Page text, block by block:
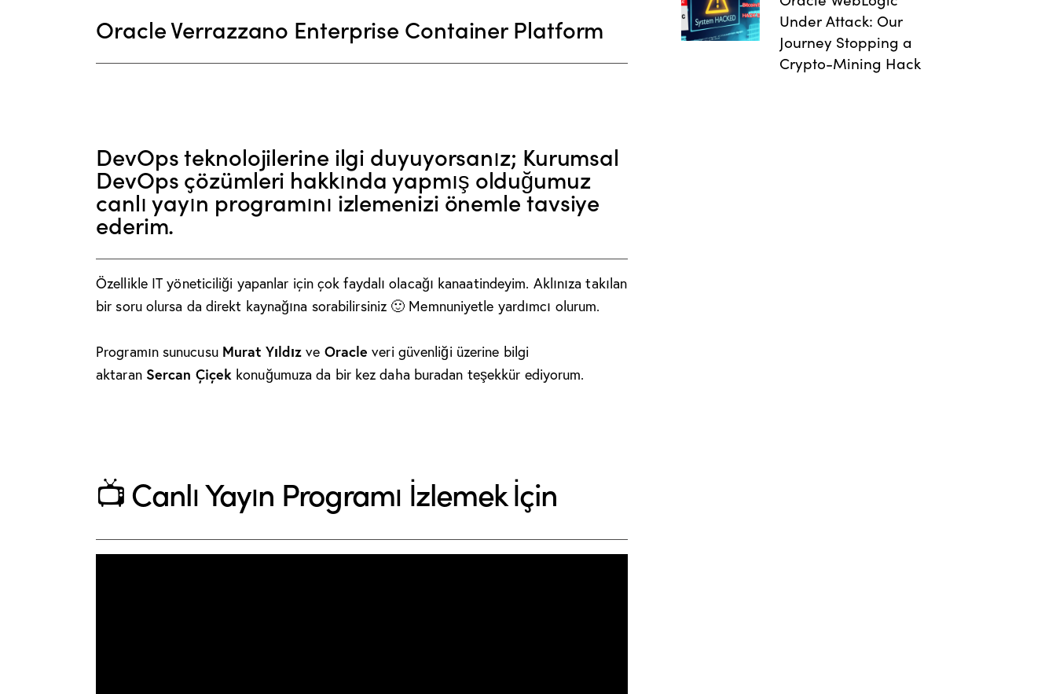
Oracle Verrazzano Enterprise Container Platform
DevOps teknolojilerine ilgi duyuyorsanız; Kurumsal
DevOps çözümleri hakkında yapmış olduğumuz
canlı yayın programını izlemenizi önemle tavsiye
ederim.
Özellikle IT yöneticiliği yapanlar için çok faydalı olacağı kanaatindeyim. Aklınıza takılan
bir soru olursa da direkt kaynağına sorabilirsiniz 🙂 Memnuniyetle yardımcı olurum.
Programın sunucusu Murat Yıldız ve Oracleveri güvenliği üzerine bilgi
aktaran Sercan Çiçek konuğumuza da bir kez daha buradan teşekkür ediyorum.
📺 Canlı Yayın Programı İzlemek İçin
Under Attack: Our
Journey Stopping a
Crypto-Mining Hack